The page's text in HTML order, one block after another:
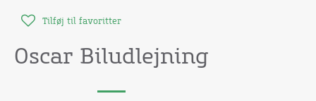
Tilføj til favoritter
Oscar Biludlejning